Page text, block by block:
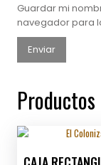
Guardar mi
navegador para